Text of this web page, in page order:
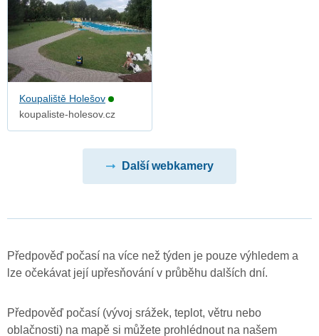
Koupaliště Holešov
koupaliste-holesov.cz
Další webkamery
Předpověď počasí na více než týden je pouze výhledem a
lze očekávat její upřesňování v průběhu dalších dní.
Předpověď počasí (vývoj srážek, teplot, větru nebo
oblačnosti) na mapě si můžete prohlédnout na našem